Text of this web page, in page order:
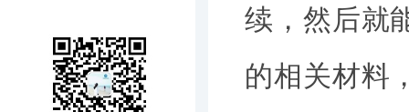
续，然后就
的相关材料